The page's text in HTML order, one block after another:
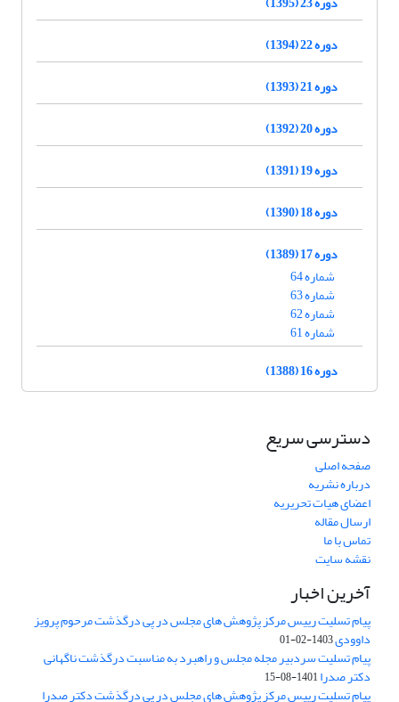
دوره 22 (1394)
دوره 21 (1393)
دوره 20 (1392)
دوره 19 (1391)
دوره 18 (1390)
دوره 17 (1389)
شماره 64
شماره 63
شماره 62
شماره 61
دوره 16 (1388)
دسترسی سریع
صفحه اصلی
درباره نشریه
اعضای هیات تحریریه
ارسال مقاله
تماس با ما
نقشه سایت
آخرین اخبار
پیام تسلیت رییس مرکز پژوهش های مجلس در پی درگذشت مرحوم پرویز
داوودی1403-02-01
پیام تسلیت سردبیر مجله مجلس و راهبرد به مناسبت درگذشت ناگهانی
دکتر صدرا1401-08-15
پیام تسلیت رییس مرکز پژوهش های مجلس در پی درگذشت دکتر صدرا